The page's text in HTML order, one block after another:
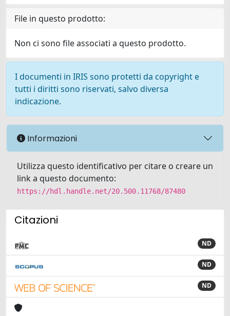
File in questo prodotto:
Non ci sono file associati a questo prodotto.
I documenti in IRIS sono protetti da copyright e
tutti i diritti sono riservati, salvo diversa
indicazione.
Informazioni
Utilizza questo identificativo per citare o creare un
link a questo documento:
https://hdl.handle.net/20.500.11768/87480
Citazioni
ND
ND
ND